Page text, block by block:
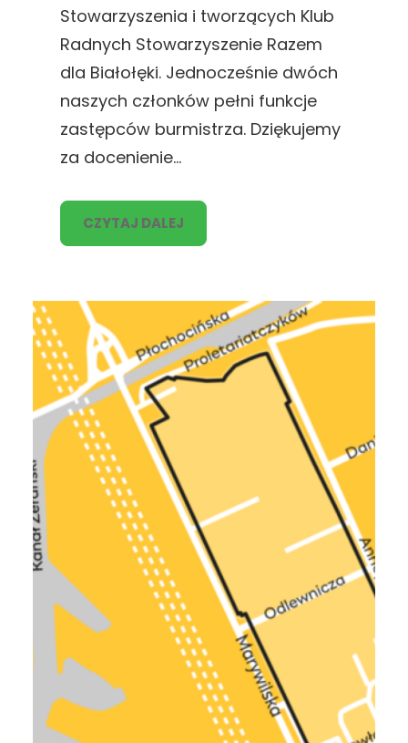
Stowarzyszenia i tworzących Klub
Radnych Stowarzyszenie Razem
dla Białołęki. Jednocześnie dwóch
naszych członków pełni funkcje
zastępców burmistrza. Dziękujemy
za docenienie…
CZYTAJ DALEJ